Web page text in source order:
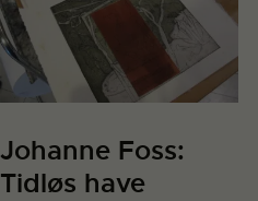
Johanne Foss:
Tidløs have